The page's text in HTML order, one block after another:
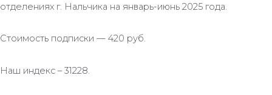
отделениях г. Нальчика на январь-июнь 2025 года.
Стоимость подписки — 420 руб.
Наш индекс – 31228.